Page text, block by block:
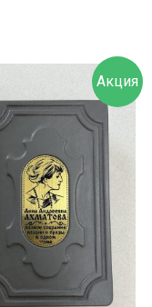
Акция